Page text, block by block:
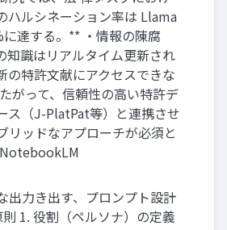
ハルシネーション率は Llama
達する。** ・情報の陳腐
知識はリアルタイム更新され
の特許文献にアクセスできな
がって、信頼性の高い特許デ
ス（J-PlatPat等）と連携させ
リッドなアプローチが必須と
出力き出す、プロンプト設計
1. 役割（ペルソナ）の定義